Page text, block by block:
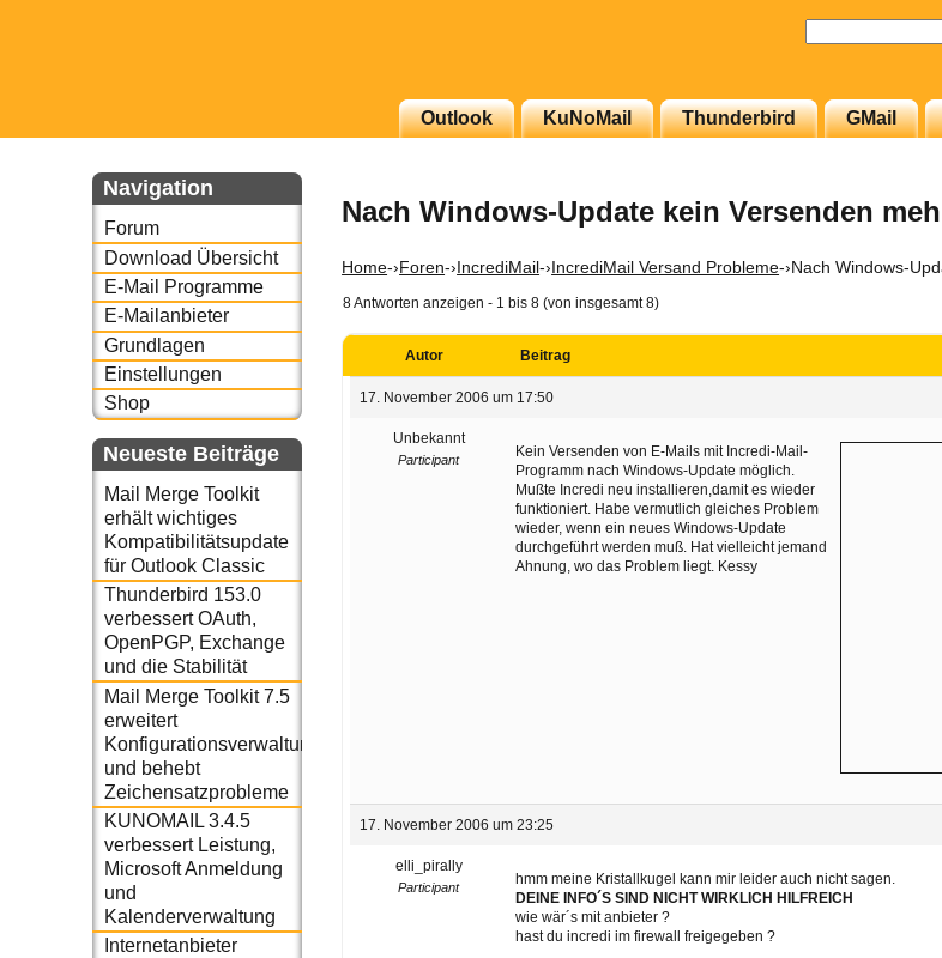
Outlook KuNoMail Thunderbird GMail
Navigation
Forum
Download Übersicht
E-Mail Programme
E-Mailanbieter
Grundlagen
Einstellungen
Shop
Neueste Beiträge
Mail Merge Toolkit
erhält wichtiges
Kompatibilitätsupdate
für Outlook Classic
Thunderbird 153.0
verbessert OAuth,
OpenPGP, Exchange
und die Stabilität
Mail Merge Toolkit 7.5
erweitert
Konfigurationsverwaltung
und behebt
Zeichensatzprobleme
KUNOMAIL 3.4.5
verbessert Leistung,
Microsoft Anmeldung
und
Kalenderverwaltung
Internetanbieter
Nach Windows-Update kein Versenden
Home-›Foren-›IncrediMail-›IncrediMail Versand Probleme-›Nach Windows-
8 Antworten anzeigen - 1 bis 8 (von insgesamt 8)
Autor Beitrag
17. November 2006 um 17:50
Unbekannt
Participant
Kein Versenden von E-Mails mit Incredi-Mail-
Programm nach Windows-Update möglich.
Mußte Incredi neu installieren,damit es wieder
funktioniert. Habe vermutlich gleiches Problem
wieder, wenn ein neues Windows-Update
durchgeführt werden muß. Hat vielleicht jemand
Ahnung, wo das Problem liegt. Kessy
17. November 2006 um 23:25
elli_pirally
Participant
hmm meine Kristallkugel kann mir leider auch nicht sagen.
DEINE INFO´S SIND NICHT WIRKLICH HILFREICH
wie wär´s mit anbieter ?
hast du incredi im firewall freigegeben ?
oder auch